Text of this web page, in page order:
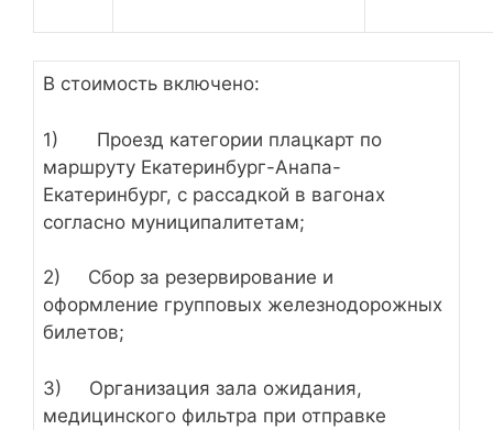
В стоимость включено:
1) Проезд категории плацкарт по
маршруту Екатеринбург-Анапа-
Екатеринбург, с рассадкой в вагонах
согласно муниципалитетам;
2) Сбор за резервирование и
оформление групповых железнодорожных
билетов;
3) Организация зала ожидания,
медицинского фильтра при отправке